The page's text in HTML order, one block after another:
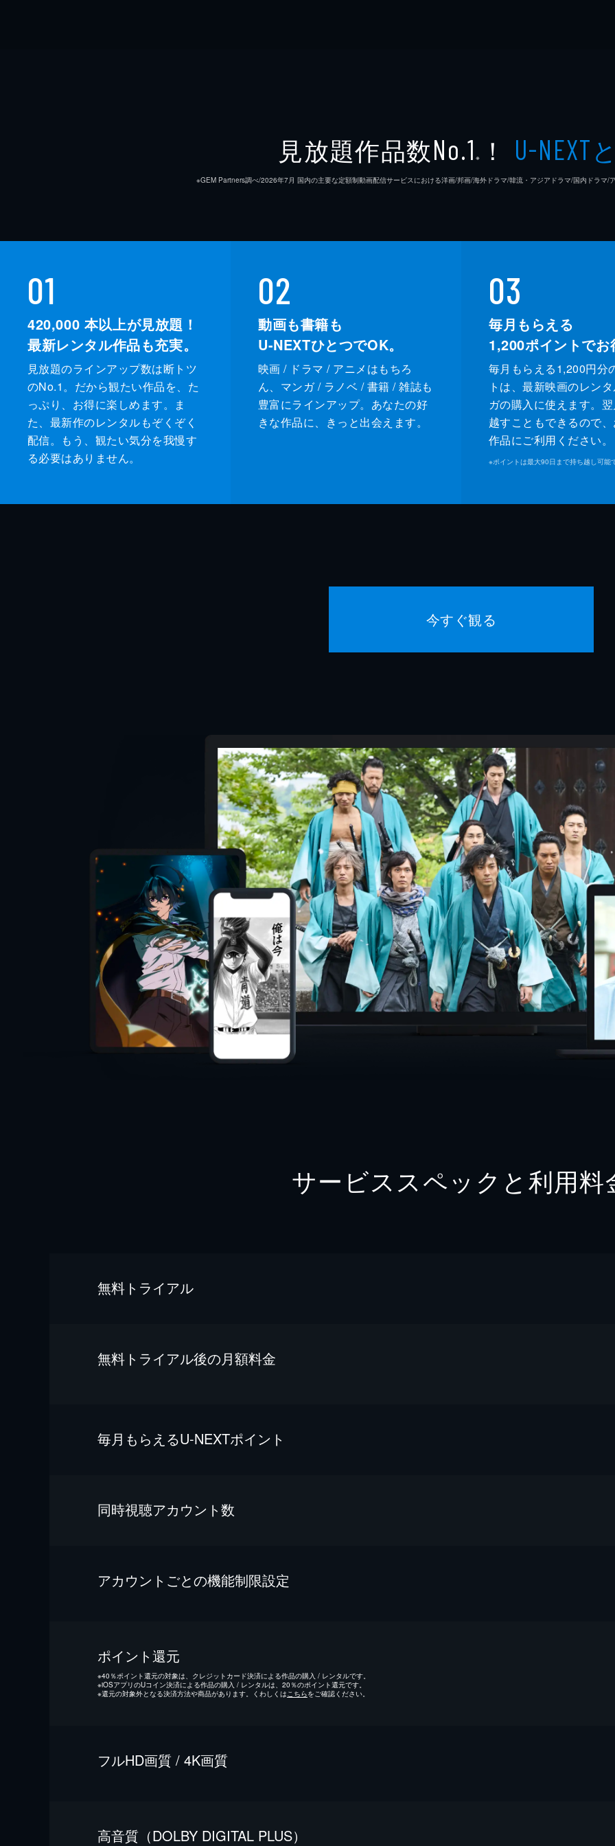
見放題作品数No.1 ※ ！ U-NEXT
※GEM Partners調べ/2026年7⽉ 国内の主要な定額制動画配信サービスにおける洋画/邦画/海外ドラマ/韓流・アジアドラマ/国内ドラマ/
01
420,000 本以上が見放題！
最新レンタル作品も充実。
見放題のラインアップ数は断トツ
のNo.1。だから観たい作品を、た
っぷり、お得に楽しめます。ま
た、最新作のレンタルもぞくぞく
配信。もう、観たい気分を我慢す
る必要はありません。
02
動画も書籍も
U-NEXTひとつでOK。
映画 / ドラマ / アニメはもちろ
ん、マンガ / ラノベ / 書籍 / 雑誌も
豊富にラインアップ。あなたの好
きな作品に、きっと出会えます。
03
毎月もらえる
1,200ポイントでお
毎月もらえる1,200円分
トは、最新映画のレン
ガの購入に使えます。
越すこともできるので
作品にご利用ください。
※ポイントは最大90日まで持ち越し可能
今すぐ観る
サービススペックと利用料
無料トライアル
無料トライアル後の⽉額料金
毎⽉もらえるU-NEXTポイント
同時視聴アカウント数
アカウントごとの機能制限設定
ポイント還元
※40％ポイント還元の対象は、クレジットカード決済による作品の購入 / レンタルです。
※iOSアプリのUコイン決済による作品の購入 / レンタルは、20％のポイント還元です。
※還元の対象外となる決済方法や商品があります。くわしくは こちらをご確認ください。
フルHD画質 / 4K画質
⾼⾳質（DOLBY DIGITAL PLUS）